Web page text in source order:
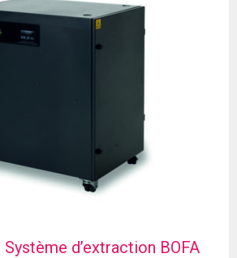
d’extraction BOFA